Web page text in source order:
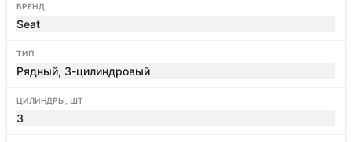
БРЕНД
Seat
ТИП
Рядный, 3-цилиндровый
ЦИЛИНДРЫ, ШТ
3